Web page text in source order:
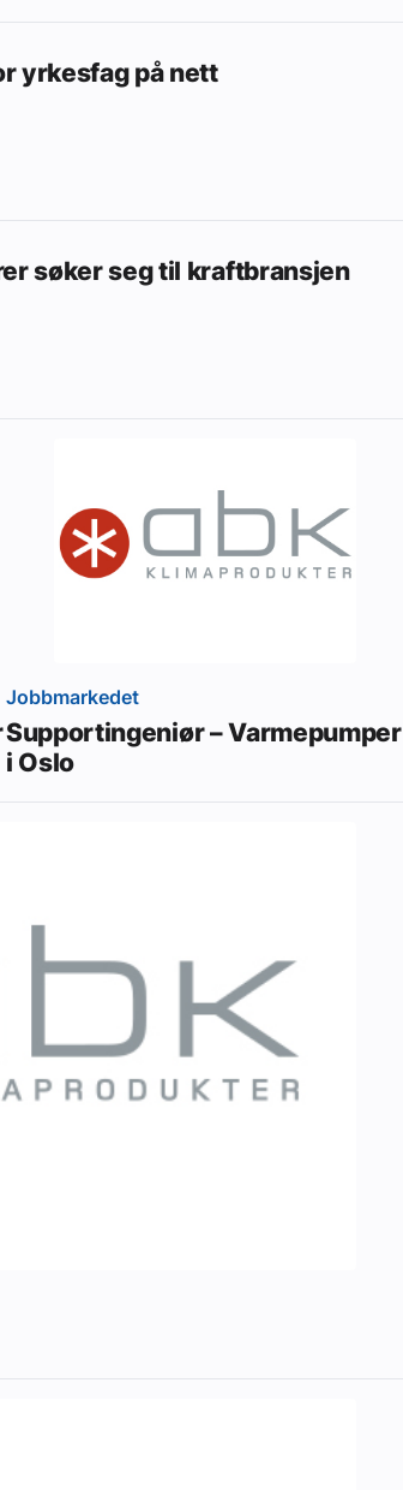
yrkesfag på nett
søker seg til kraftbransjen
Jobbmarkedet
Supportingeniør – Varmepumper
i Oslo